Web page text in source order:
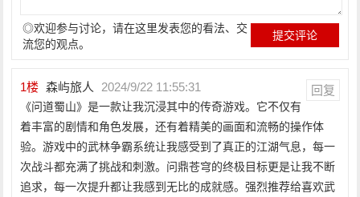
◎欢迎参与讨论，请在这里发表您的看法、交
流您的观点。
1楼 森屿旅人 2024/9/22 11:55:31 回复
《问道蜀山》是一款让我沉浸其中的传奇游戏。它不仅有
着丰富的剧情和角色发展，还有着精美的画面和流畅的操作体
验。游戏中的武林争霸系统让我感受到了真正的江湖气息，每一
次战斗都充满了挑战和刺激。问鼎苍穹的终极目标更是让我不断
追求，每一次提升都让我感到无比的成就感。强烈推荐给喜欢武